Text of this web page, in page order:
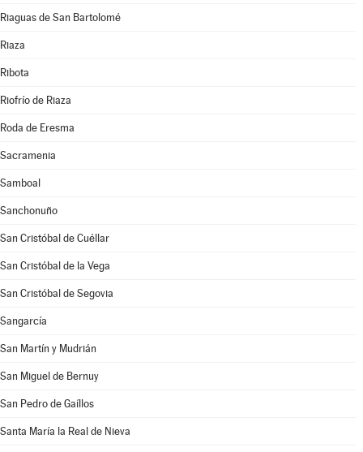
Riaguas de San Bartolomé
Riaza
Ribota
Riofrío de Riaza
Roda de Eresma
Sacramenia
Samboal
Sanchonuño
San Cristóbal de Cuéllar
San Cristóbal de la Vega
San Cristóbal de Segovia
Sangarcía
San Martín y Mudrián
San Miguel de Bernuy
San Pedro de Gaíllos
Santa María la Real de Nieva